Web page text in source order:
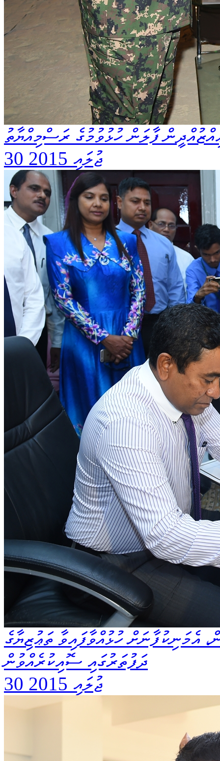
ފާލަން ހުޅުވުމުގެ ރަސްމިއްޔާތު
30 ޖުލައި 2015
އެމަނިކުފާނަށް ހުޅުއްވާފައިވާ ތަޢުޒިޔާގެ
ދަފުތަރުގައި ސޮއިކުރެއްވުން
30 ޖުލައި 2015